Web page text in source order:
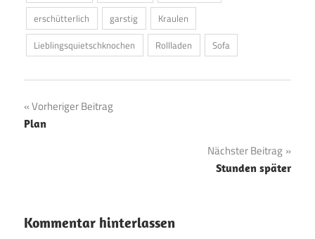
erschütterlich
garstig
Kraulen
Lieblingsquietschknochen
Rollladen Sofa
Beitragsnavigation
Vorheriger Beitrag
Plan
Nächster Beitrag
Stunden später
Kommentar hinterlassen